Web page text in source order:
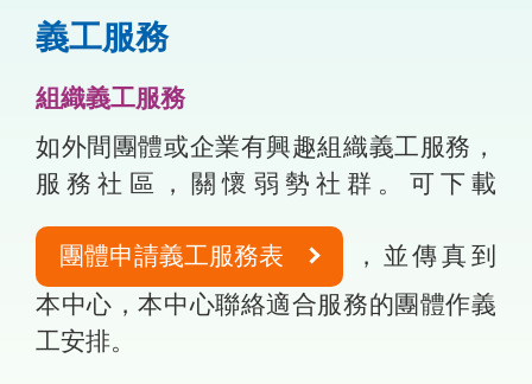
義工服務
組織義工服務
如外間團體或企業有興趣組織義工服務，
服務社區，關懷弱勢社群。可下載
團體申請義工服務表
，並傳真到
本中心，本中心聯絡適合服務的團體作義
工安排。